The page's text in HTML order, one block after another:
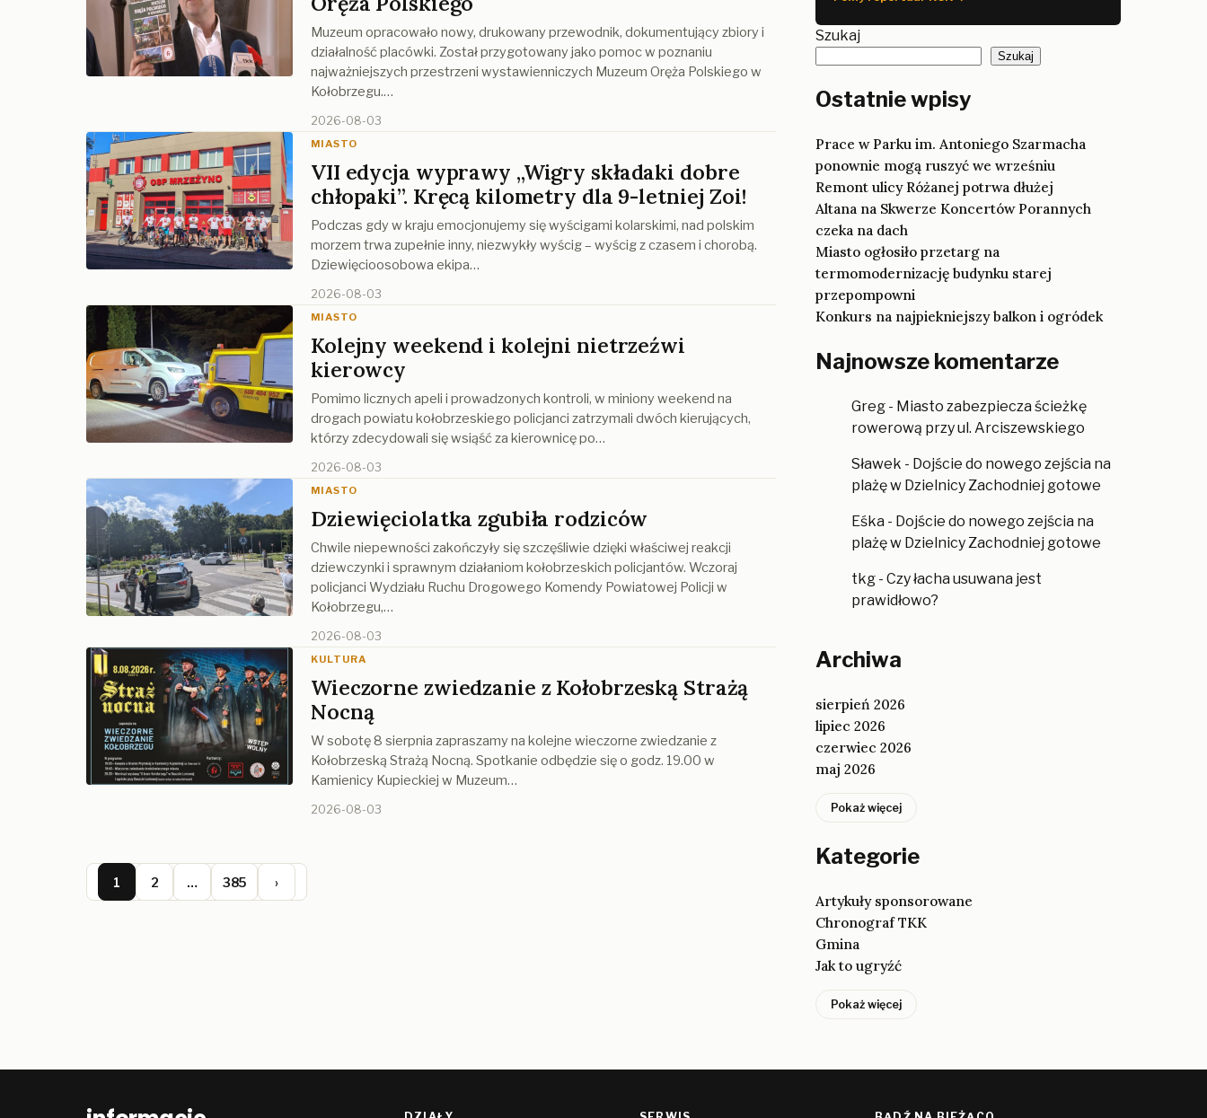
Muzeum opracowało nowy, drukowany przewodnik, dokumentujący zbiory i
działalność placówki. Został przygotowany jako pomoc w poznaniu
najważniejszych przestrzeni wystawienniczych Muzeum Oręża Polskiego w
Kołobrzegu.…
2026-08-03
MIASTO
VII edycja wyprawy „Wigry składaki dobre
chłopaki”. Kręcą kilometry dla 9-letniej Zoi!
Podczas gdy w kraju emocjonujemy się wyścigami kolarskimi, nad polskim
morzem trwa zupełnie inny, niezwykły wyścig – wyścig z czasem i chorobą.
Dziewięcioosobowa ekipa…
2026-08-03
MIASTO
Kolejny weekend i kolejni nietrzeźwi
kierowcy
Pomimo licznych apeli i prowadzonych kontroli, w miniony weekend na
drogach powiatu kołobrzeskiego policjanci zatrzymali dwóch kierujących,
którzy zdecydowali się wsiąść za kierownicę po…
2026-08-03
MIASTO
Dziewięciolatka zgubiła rodziców
Chwile niepewności zakończyły się szczęśliwie dzięki właściwej reakcji
dziewczynki i sprawnym działaniom kołobrzeskich policjantów. Wczoraj
policjanci Wydziału Ruchu Drogowego Komendy Powiatowej Policji w
Kołobrzegu,…
2026-08-03
KULTURA
Wieczorne zwiedzanie z Kołobrzeską Strażą
Nocną
W sobotę 8 sierpnia zapraszamy na kolejne wieczorne zwiedzanie z
Kołobrzeską Strażą Nocną. Spotkanie odbędzie się o godz. 19.00 w
Kamienicy Kupieckiej w Muzeum…
2026-08-03
1 2 … 385 ›
Szukaj
Szukaj
Ostatnie wpisy
Prace w Parku im. Antoniego Szarmacha
ponownie mogą ruszyć we wrześniu
Remont ulicy Różanej potrwa dłużej
Altana na Skwerze Koncertów Porannych
czeka na dach
Miasto ogłosiło przetarg na
termomodernizację budynku starej
przepompowni
Konkurs na najpiekniejszy balkon i ogródek
Najnowsze komentarze
Greg - Miasto zabezpiecza ścieżkę
rowerową przy ul. Arciszewskiego
Sławek - Dojście do nowego zejścia na
plażę w Dzielnicy Zachodniej gotowe
Eśka - Dojście do nowego zejścia na
plażę w Dzielnicy Zachodniej gotowe
tkg - Czy łacha usuwana jest
prawidłowo?
Archiwa
sierpień 2026
lipiec 2026
czerwiec 2026
maj 2026
Pokaż więcej
Kategorie
Artykuły sponsorowane
Chronograf TKK
Gmina
Jak to ugryźć
Pokaż więcej